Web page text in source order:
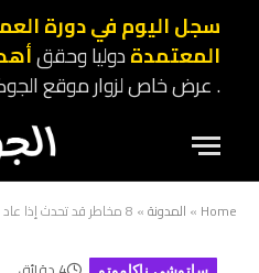
سجل اليوم في دورة
المعتمدةدوليا وحقق
. عرض خاص لزوار موقع
Home
» المدونة» 8 مخاطر قد تحدث إذا عاد ساتوشي ناكاموتو فجأة إلى العلن